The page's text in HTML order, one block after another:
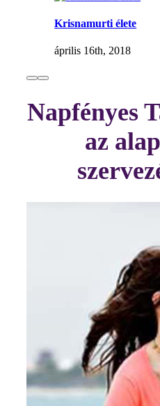
Krisnamurti élete
április 16th, 2018
Napfényes
az